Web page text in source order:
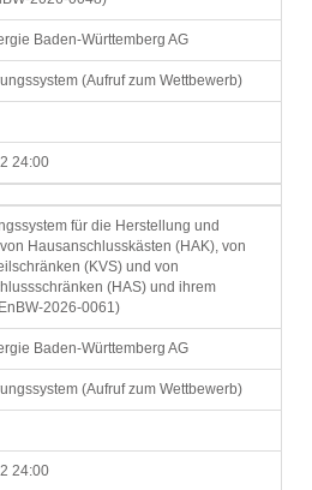
Baden-Württemberg AG
(Aufruf zum Wettbewerb)
24:00
für die Herstellung und
Hausanschlusskästen (HAK), von
(KVS) und von
(HAS) und ihrem
2026-0061)
Baden-Württemberg AG
(Aufruf zum Wettbewerb)
24:00